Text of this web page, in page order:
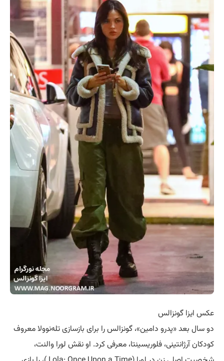
عکس ایزا گونزالس
دو سال بعد «پدرو دامین»، گونزالس را برای بازسازی تله‌نوولا معروف
کودکان آرژانتینی، فلوریسینتا، معرفی کرد. او نقش لورا والنت،